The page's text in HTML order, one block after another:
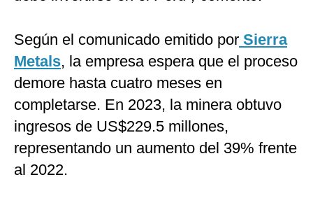
Según el comunicado emitido por Sierra
Metals, la empresa espera que el proceso
demore hasta cuatro meses en
completarse. En 2023, la minera obtuvo
ingresos de US$229.5 millones,
representando un aumento del 39% frente
al 2022.